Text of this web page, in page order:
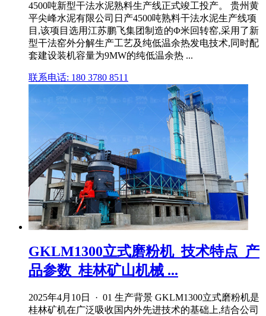
4500吨新型干法水泥熟料生产线正式竣工投产。 贵州黄
平尖峰水泥有限公司日产4500吨熟料干法水泥生产线项
目,该项目选用江苏鹏飞集团制造的Φ米回转窑,采用了新
型干法窑外分解生产工艺及纯低温余热发电技术,同时配
套建设装机容量为9MW的纯低温余热 ...
联系电话: 180 3780 8511
GKLM1300立式磨粉机_技术特点_产
品参数_桂林矿山机械 ...
2025年4月10日 · 01 生产背景 GKLM1300立式磨粉机是
桂林矿机在广泛吸收国内外先进技术的基础上,结合公司